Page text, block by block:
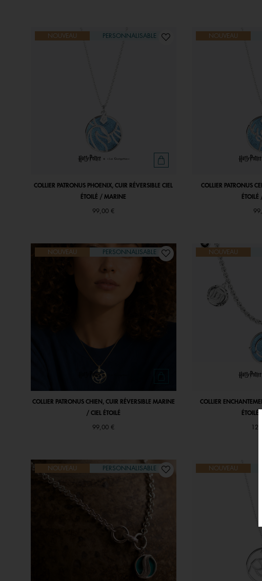
NOUVEAU PERSONNALISABLE
COLLIER PATRONUS PHOENIX, CUIR RÉVERSIBLE CIEL
ÉTOILÉ / MARINE
99,00 €
NOUVEAU
COLLIER PATRONUS
NOUVEAU PERSONNALISABLE
COLLIER PATRONUS CHIEN, CUIR RÉVERSIBLE MARINE
/ CIEL ÉTOILÉ
99,00 €
NOUVEAU
COLLIER
ÉTOILÉ
NOUVEAU PERSONNALISABLE NOUVEAU